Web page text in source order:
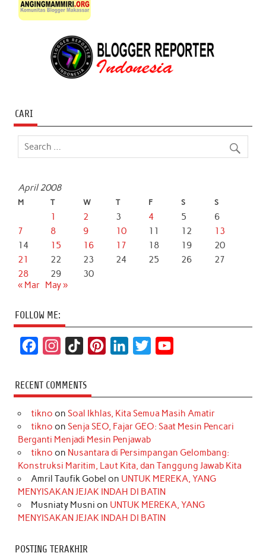
CARI
April 2008
M T W T F S S
1 2 3 4 5
6
7
8 9 10 11 12
13
14
15 16 17 18 19
20
21
22 23 24 25 26
27
28
29
30
« Mar
May »
FOLLOW ME:
c
e
b
o
k
s
t
a
r
a
m
k
T
o
k
t
e
r
e
s
t
k
e
d
I
n
t
t
r
T
u
e
RECENT COMMENTS
tikno on Soal Ikhlas, Kita Semua Masih Amatir
tikno on Senja SEO, Fajar GEO: Saat Mesin Pencari
Berganti Menjadi Mesin Penjawab
tikno on Nusantara di Persimpangan Gelombang:
Konstruksi Maritim, Laut Kita, dan Tanggung Jawab Kita
Amril Taufik Gobel on UNTUK MEREKA, YANG
MENYISAKAN JEJAK INDAH DI BATIN
Musniaty Musni on UNTUK MEREKA, YANG
MENYISAKAN JEJAK INDAH DI BATIN
POSTING TERAKHIR